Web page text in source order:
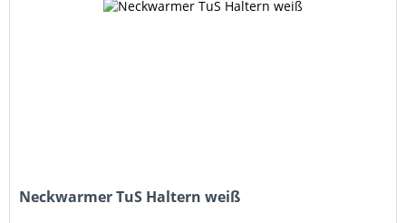
Neckwarmer TuS Haltern weiß